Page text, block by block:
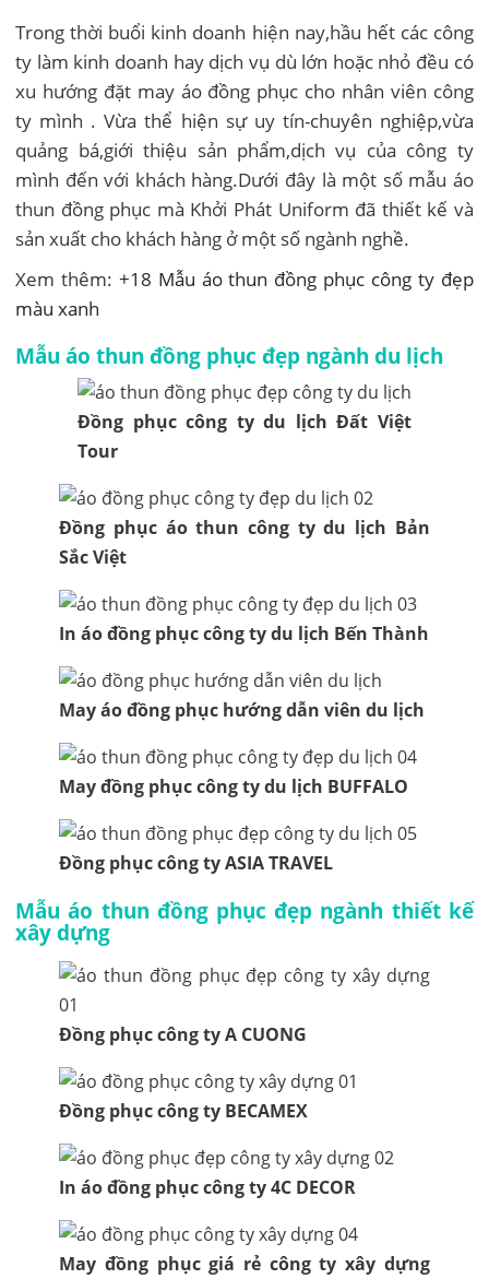
Trong thời buổi kinh doanh hiện nay,hầu hết các công
ty làm kinh doanh hay dịch vụ dù lớn hoặc nhỏ đều có
xu hướng đặt may áo đồng phục cho nhân viên công
ty mình . Vừa thể hiện sự uy tín-chuyên nghiệp,vừa
quảng bá,giới thiệu sản phẩm,dịch vụ của công ty
mình đến với khách hàng.Dưới đây là một số mẫu áo
thun đồng phục mà Khởi Phát Uniform đã thiết kế và
sản xuất cho khách hàng ở một số ngành nghề.
Xem thêm: +18 Mẫu áo thun đồng phục công ty đẹp
màu xanh
Mẫu áo thun đồng phục đẹp ngành du lịch
Đồng phục công ty du lịch Đất Việt
Tour
Đồng phục áo thun công ty du lịch Bản
Sắc Việt
In áo đồng phục công ty du lịch Bến Thành
May áo đồng phục hướng dẫn viên du lịch
May đồng phục công ty du lịch BUFFALO
Đồng phục công ty ASIA TRAVEL
Mẫu áo thun đồng phục đẹp ngành thiết kế
xây dựng
Đồng phục công ty A CUONG
Đồng phục công ty BECAMEX
In áo đồng phục công ty 4C DECOR
May đồng phục giá rẻ công ty xây dựng